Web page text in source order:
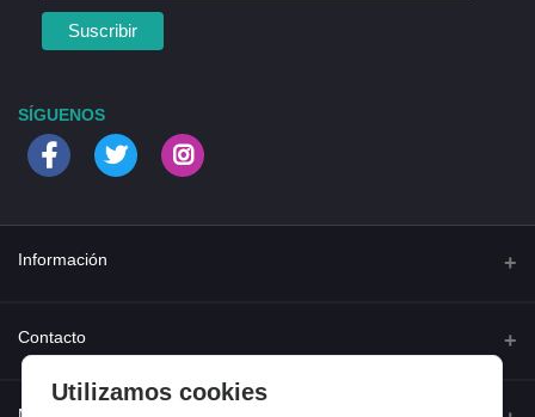
SÍGUENOS
Información
Quienes somos
Contacto
Utilizamos cookies